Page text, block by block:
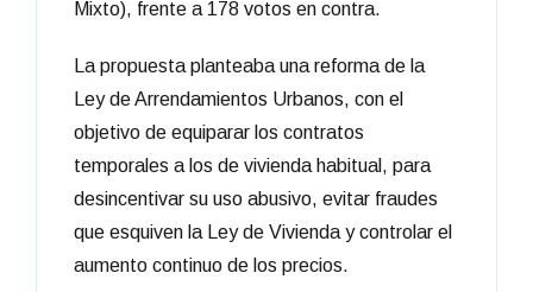
Mixto), frente a 178 votos en contra.
La propuesta planteaba una reforma de la
Ley de Arrendamientos Urbanos, con el
objetivo de equiparar los contratos
temporales a los de vivienda habitual, para
desincentivar su uso abusivo, evitar fraudes
que esquiven la Ley de Vivienda y controlar el
aumento continuo de los precios.